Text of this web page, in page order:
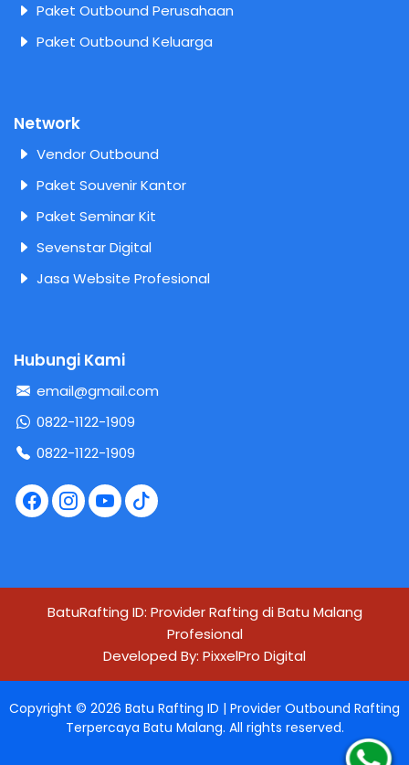
Paket Outbound Perusahaan
Paket Outbound Keluarga
Network
Vendor Outbound
Paket Souvenir Kantor
Paket Seminar Kit
Sevenstar Digital
Jasa Website Profesional
Hubungi Kami
email@gmail.com
0822-1122-1909
0822-1122-1909
BatuRafting ID: Provider Rafting di Batu Malang
Profesional
Developed By: PixxelPro Digital
Copyright © 2026 Batu Rafting ID | Provider Outbound Rafting
Terpercaya Batu Malang. All rights reserved.